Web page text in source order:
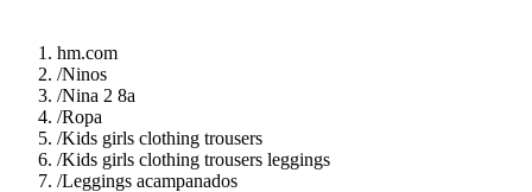
hm.com
/Ninos
/Nina 2 8a
/Ropa
/Kids girls clothing trousers
/Kids girls clothing trousers leggings
/Leggings acampanados